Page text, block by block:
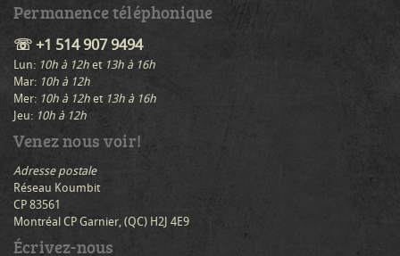
Permanence téléphonique
☏ +1 514 907 9494
Lun: 10h à 12h et 13h à 16h
Mar: 10h à 12h
Mer: 10h à 12h et 13h à 16h
Jeu: 10h à 12h
Venez nous voir!
Adresse postale
Réseau Koumbit
CP 83561
Montréal CP Garnier, (QC) H2J 4E9
Écrivez-nous